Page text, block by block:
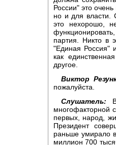
России" это
но и для власти.
это нехорошо,
партия. Никто в
"Единая Россия"
как
другое.
Виктор
пожалуйста.
Слушатель:
многофакторной
первых, народ,
Президент
раньше умирало
миллион 700